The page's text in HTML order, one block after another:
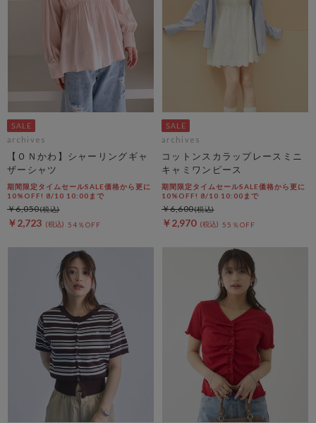
archives
【ＯＮかわ】シャーリングギャ
ザーシャツ
期間限定タイムセールSALE価格から更に
10%OFF! 8/10 10:00まで
￥2,723 54％OFF
￥6,050
archives
コットンスカラップレースミニ
キャミワンピース
期間限定タイムセールSALE価格から更に
10%OFF! 8/10 10:00まで
￥2,970 55％OFF
￥6,600